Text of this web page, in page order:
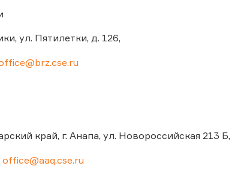
ул. Пятилетки, д. 126,
край, г. Анапа, ул. Новороссийская 213 Б,
office@aaq.cse.ru